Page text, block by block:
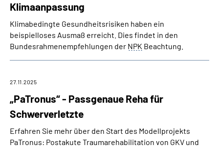
Klimaanpassung
Klimabedingte Gesundheitsrisiken haben ein
beispielloses Ausmaß erreicht. Dies findet in den
Bundesrahmenempfehlungen der NPK Beachtung.
„PaTronus“ - Passgenaue Reha für
Schwerverletzte
27.11.2025
Erfahren Sie mehr über den Start des Modellprojekts
PaTronus: Postakute Traumarehabilitation von GKV und